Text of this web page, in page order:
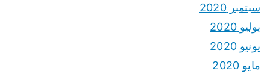
سبتمبر 2020
يوليو 2020
يونيو 2020
مايو 2020